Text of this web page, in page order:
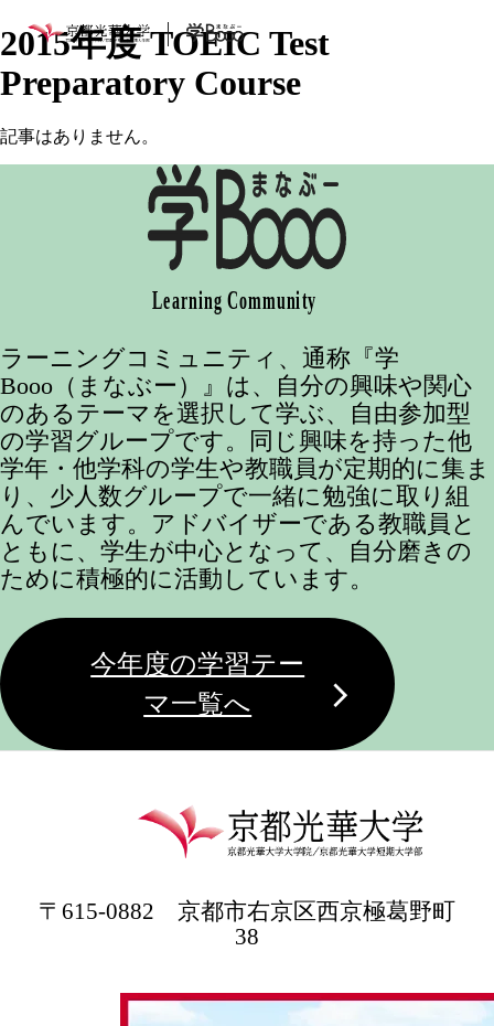
2015年度 TOEIC Test
Preparatory Course
記事はありません。
ラーニングコミュニティ、通称『学
Booo（まなぶー）』は、自分の興味や関心
のあるテーマを選択して学ぶ、自由参加型
の学習グループです。同じ興味を持った他
学年・他学科の学生や教職員が定期的に集ま
り、少人数グループで一緒に勉強に取り組
んでいます。アドバイザーである教職員と
ともに、学生が中心となって、自分磨きの
ために積極的に活動しています。
今年度の学習テー
マ一覧へ
〒615-0882 京都市右京区西京極葛野町
38